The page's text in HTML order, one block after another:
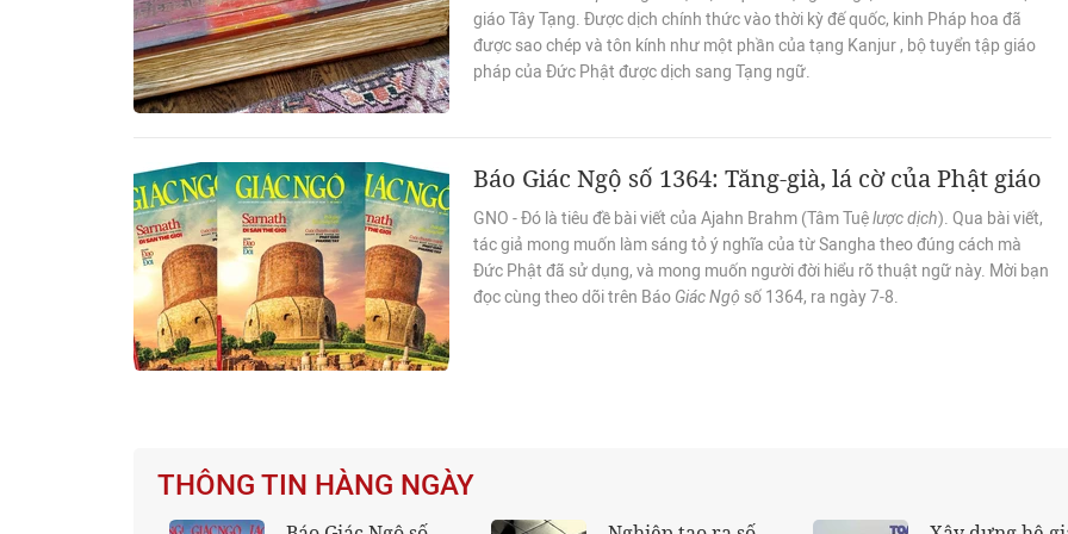
giáo Tây Tạng. Được dịch chính thức vào thời kỳ đế quốc, kinh Pháp hoa đã
được sao chép và tôn kính như một phần của tạng Kanjur , bộ tuyển tập giáo
pháp của Đức Phật được dịch sang Tạng ngữ.
Báo Giác Ngộ số 1364: Tăng-già, lá cờ của Phật giáo
GNO - Đó là tiêu đề bài viết của Ajahn Brahm (Tâm Tuệlược dịch). Qua bài viết,
tác giả mong muốn làm sáng tỏ ý nghĩa của từ Sangha theo đúng cách mà
Đức Phật đã sử dụng, và mong muốn người đời hiểu rõ thuật ngữ này. Mời bạn
đọc cùng theo dõi trên Báo Giác Ngộ số 1364, ra ngày 7-8.
THÔNG TIN HÀNG NGÀY